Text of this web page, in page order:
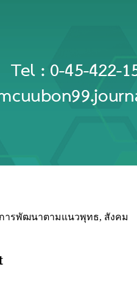
ารพัฒนาตามแนวพุทธ, สังคม